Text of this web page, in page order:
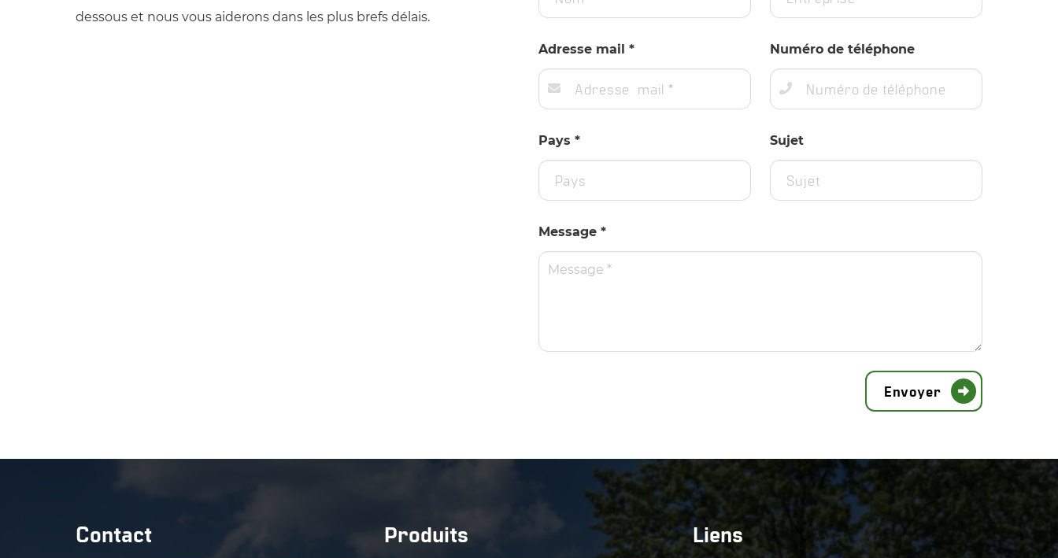
dessous et nous vous aiderons dans les plus brefs délais.
Adresse mail * Numéro de téléphone
Pays * Sujet
Message *
Envoyer
Contact Produits Liens